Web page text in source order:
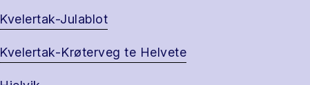
Kvelertak-Julablot
Kvelertak-Krøterveg te Helvete